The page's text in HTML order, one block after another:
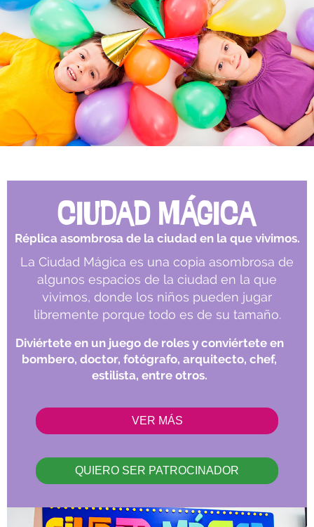
CIUDAD MÁGICA
Réplica asombrosa de la ciudad en la que vivimos.
La Ciudad Mágica es una copia asombrosa de
algunos espacios de la ciudad en la que
vivimos, donde los niños pueden jugar
libremente porque todo es de su tamaño.
Diviértete en un juego de roles y conviértete en
bombero, doctor, fotógrafo, arquitecto, chef,
estilista, entre otros.
VER MÁS
QUIERO SER PATROCINADOR